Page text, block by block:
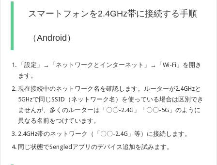
スマートフォンを2.4GHz帯に接続する手順
（Android）
「設定」→「ネットワークとインターネット」→「Wi-Fi」を開き
ます。
現在接続中のネットワーク名を確認します。ルーターが2.4GHzと
5GHzで同じSSID（ネットワーク名）を使っている場合は区別でき
ませんが、多くのルーターは「〇〇-2.4G」「〇〇-5G」のように
異なる名前をつけています。
2.4GHz帯のネットワーク（「〇〇-2.4G」等）に接続します。
同じ状態でSengledアプリのデバイス追加を試みます。